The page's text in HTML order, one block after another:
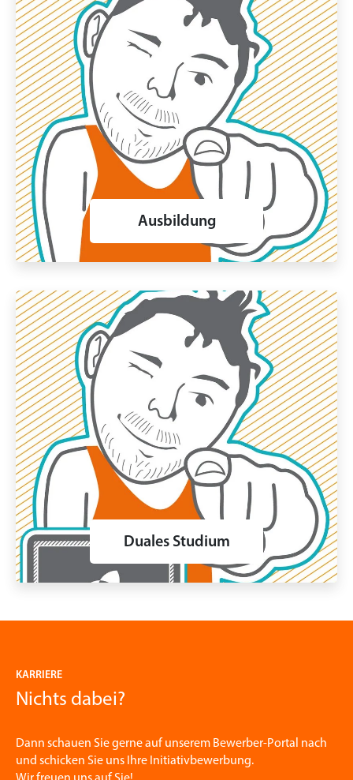
Ausbildung
Duales Studium
KARRIERE
Nichts dabei?
Dann schauen Sie gerne auf unserem Bewerber-Portal nach
und schicken Sie uns Ihre Initiativbewerbung.